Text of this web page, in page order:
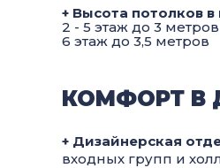
КОМФОРТ В
+ Высота потолков в
2 - 5 этаж до 3 метров
6 этаж до 3,5 метров
+ Дизайнерская
входных групп и